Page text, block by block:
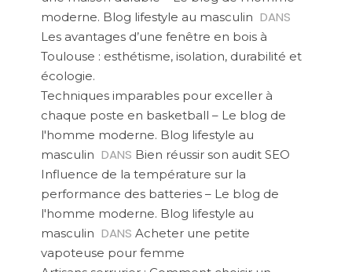
moderne. Blog lifestyle au masculin DANS
Les avantages d’une fenêtre en bois à
Toulouse : esthétisme, isolation, durabilité et
écologie.
Techniques imparables pour exceller à
chaque poste en basketball – Le blog de
l'homme moderne. Blog lifestyle au
masculin DANS Bien réussir son audit SEO
Influence de la température sur la
performance des batteries – Le blog de
l'homme moderne. Blog lifestyle au
masculin DANS Acheter une petite
vapoteuse pour femme